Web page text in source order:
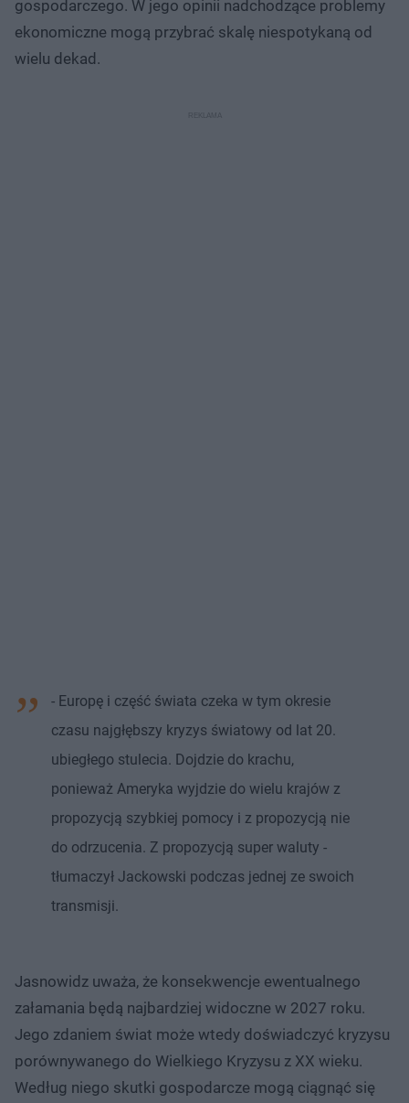
gospodarczego. W jego opinii nadchodzące problemy
ekonomiczne mogą przybrać skalę niespotykaną od
wielu dekad.
- Europę i część świata czeka w tym okresie
czasu najgłębszy kryzys światowy od lat 20.
ubiegłego stulecia. Dojdzie do krachu,
ponieważ Ameryka wyjdzie do wielu krajów z
propozycją szybkiej pomocy i z propozycją nie
do odrzucenia. Z propozycją super waluty -
tłumaczył Jackowski podczas jednej ze swoich
transmisji.
Jasnowidz uważa, że konsekwencje ewentualnego
załamania będą najbardziej widoczne w 2027 roku.
Jego zdaniem świat może wtedy doświadczyć kryzysu
porównywanego do Wielkiego Kryzysu z XX wieku.
Według niego skutki gospodarcze mogą ciągnąć się